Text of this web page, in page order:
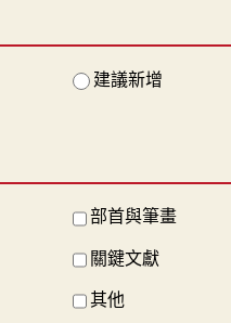
建議新增
部首與筆畫
關鍵文獻
其他